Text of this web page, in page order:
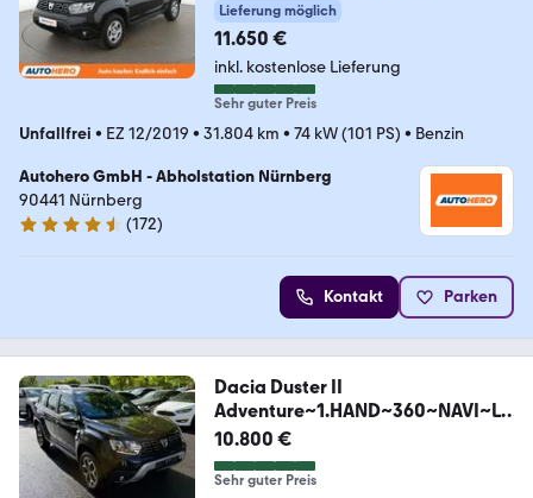
Lieferung möglich
11.650 €
inkl. kostenlose Lieferung
Sehr guter Preis
Unfallfrei • EZ 12/2019 • 31.804 km • 74 kW (101 PS) • Benzin
Autohero GmbH - Abholstation Nürnberg
90441 Nürnberg
4.5 Sterne
(172)
Kontakt Parken
Dacia Duster II
Adventure~1.HAND~360~NAVI~LE
DER
10.800 €
Sehr guter Preis